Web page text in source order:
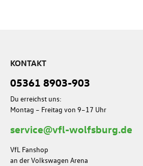
KONTAKT
05361 8903-903
Du erreichst uns:
Montag – Freitag von 9–17 Uhr
service@vfl-wolfsburg.de
VfL Fanshop
an der Volkswagen Arena